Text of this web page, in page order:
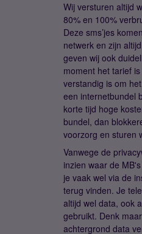
Wij versturen altijd
80% en 100%
Deze sms’jes
netwerk en zijn
geven wij ook
moment het tarief
verstandig is om
een internetbundel
korte tijd hoge
bundel, dan
voorzorg en sturen
Vanwege de
inzien waar de
je vaak wel via de
terug vinden. Je
altijd wel data, ook
gebruikt. Denk
achtergrond data